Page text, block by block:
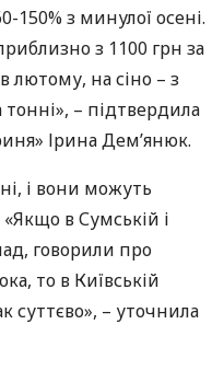
150% з минулої осені.
з 1100 грн за
лютому, на сіно – з
– підтвердила
Ірина Дем’янюк.
і вони можуть
«Якщо в Сумській і
говорили про
то в Київській
суттєво», – уточнила